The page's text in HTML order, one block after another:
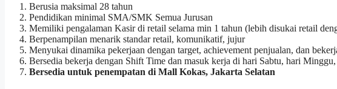
Berusia maksimal 28 tahun
Pendidikan minimal SMA/SMK Semua Jurusan
Memiliki pengalaman Kasir di retail selama min 1 tahun (lebih disukai retail
Berpenampilan menarik standar retail, komunikatif, jujur
Menyukai dinamika pekerjaan dengan target, achievement penjualan, dan
Bersedia bekerja dengan Shift Time dan masuk kerja di hari Sabtu, hari
Bersedia untuk penempatan di Mall Kokas, Jakarta Selatan